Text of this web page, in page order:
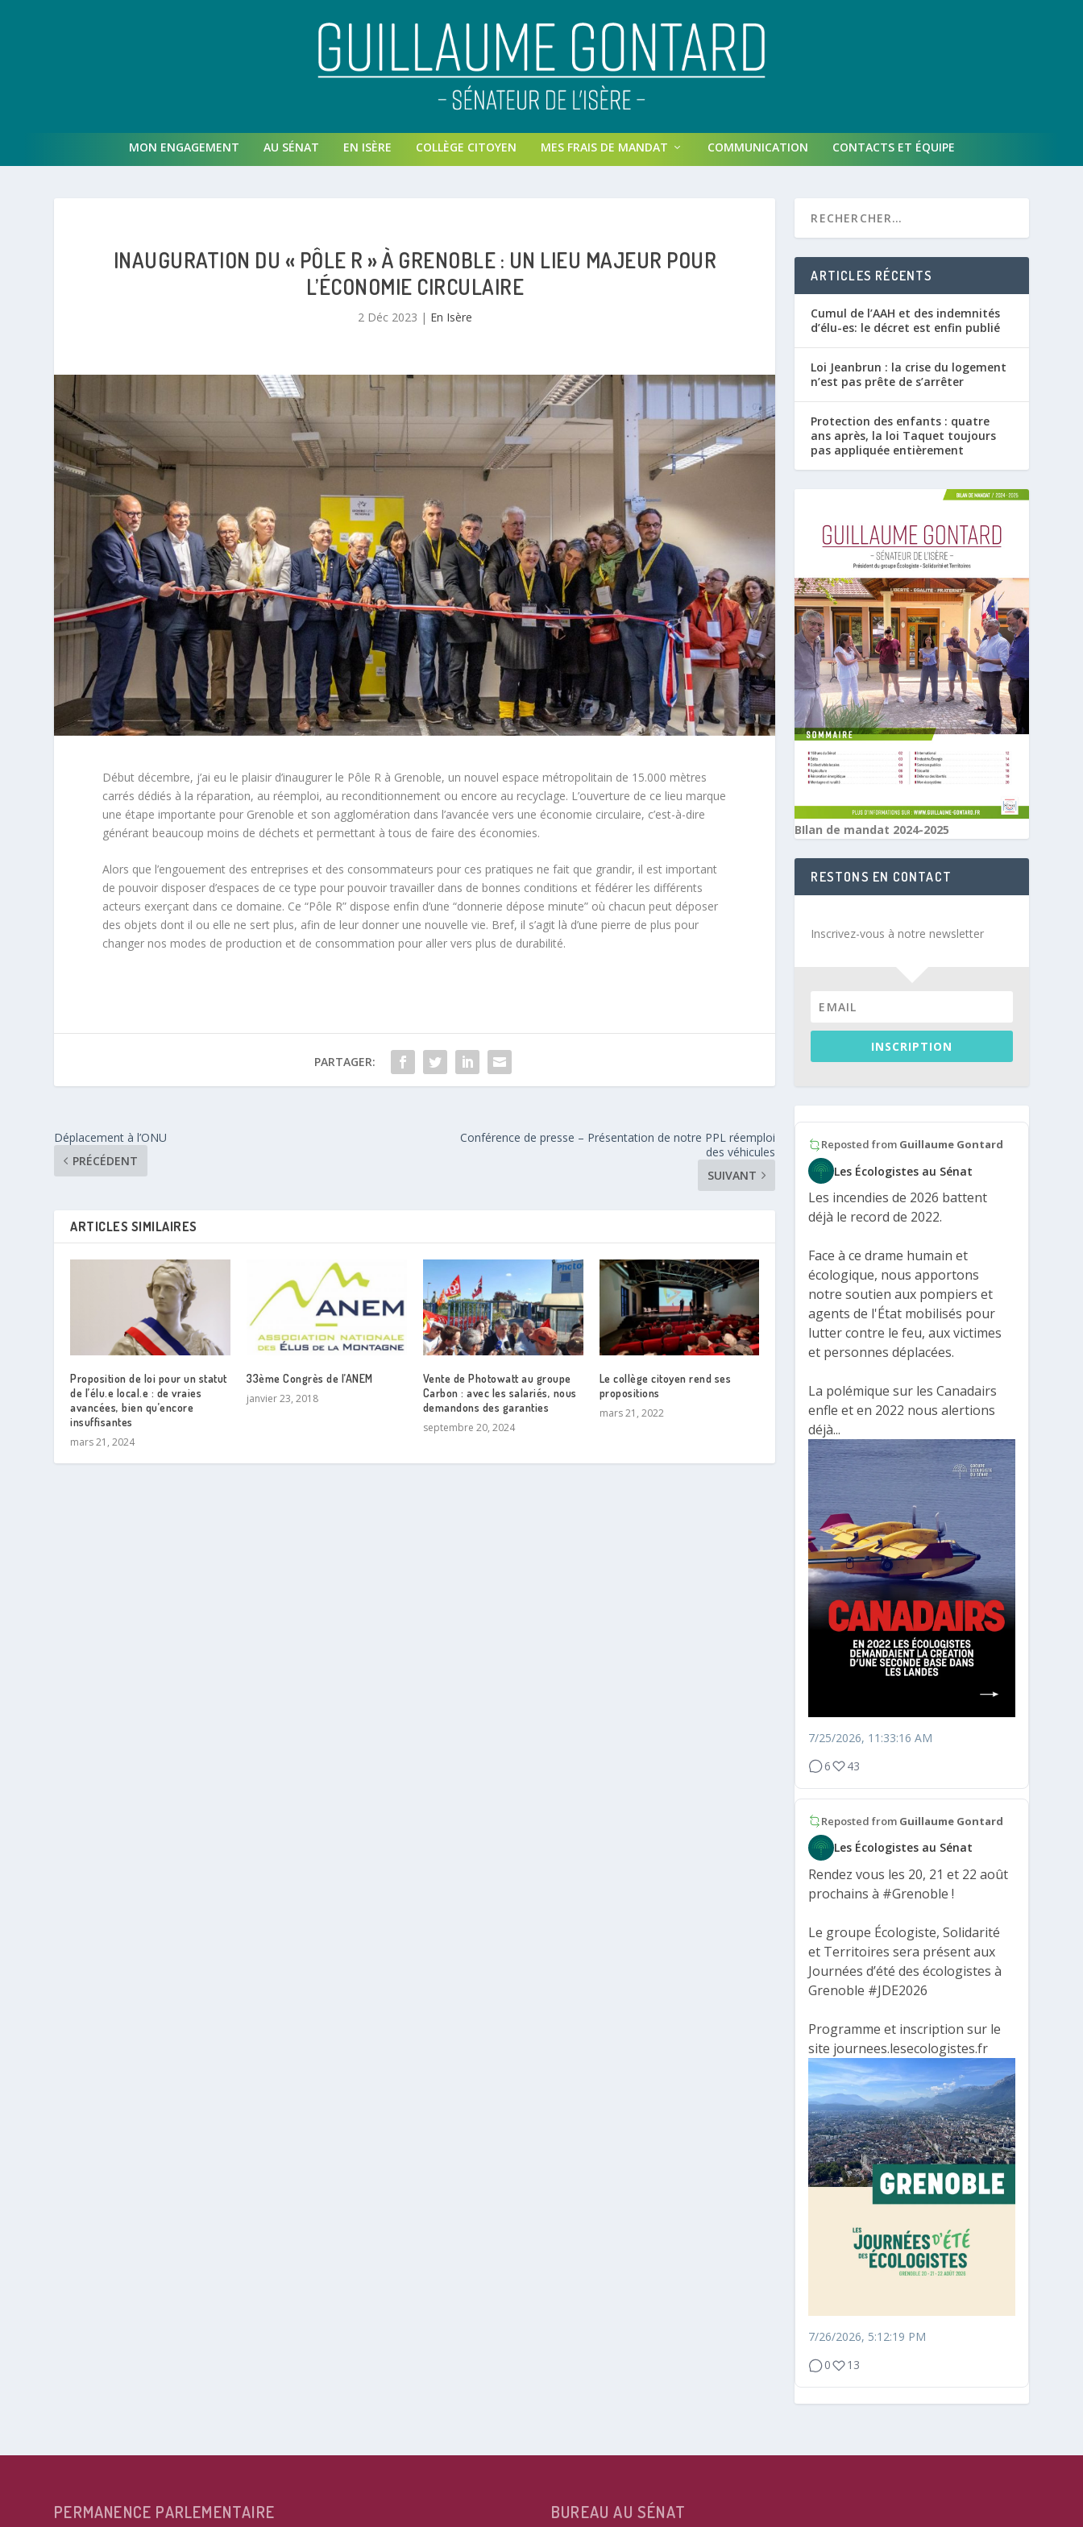
MON ENGAGEMENT AU SÉNAT EN ISÈRE COLLÈGE CITOYEN MES FRAIS DE MANDAT COMMUNICATION CONTACTS ET ÉQUIPE
INAUGURATION DU « PÔLE R » À GRENOBLE : UN LIEU MAJEUR POUR
L’ÉCONOMIE CIRCULAIRE
2 Déc 2023 | En Isère
Début décembre, j’ai eu le plaisir d’inaugurer le Pôle R à Grenoble, un nouvel espace métropolitain de 15.000 mètres
carrés dédiés à la réparation, au réemploi, au reconditionnement ou encore au recyclage. L’ouverture de ce lieu marque
une étape importante pour Grenoble et son agglomération dans l’avancée vers une économie circulaire, c’est-à-dire
générant beaucoup moins de déchets et permettant à tous de faire des économies.
Alors que l’engouement des entreprises et des consommateurs pour ces pratiques ne fait que grandir, il est important
de pouvoir disposer d’espaces de ce type pour pouvoir travailler dans de bonnes conditions et fédérer les différents
acteurs exerçant dans ce domaine. Ce “Pôle R” dispose enfin d’une “donnerie dépose minute” où chacun peut déposer
des objets dont il ou elle ne sert plus, afin de leur donner une nouvelle vie. Bref, il s’agit là d’une pierre de plus pour
changer nos modes de production et de consommation pour aller vers plus de durabilité.
PARTAGER:
Déplacement à l’ONU
PRÉCÉDENT
Conférence de presse – Présentation de notre PPL réemploi
des véhicules
SUIVANT
ARTICLES SIMILAIRES
Proposition de loi pour un statut
de l’élu.e local.e : de vraies
avancées, bien qu’encore
insuffisantes
mars 21, 2024
33ème Congrès de l’ANEM
janvier 23, 2018
Vente de Photowatt au groupe
Carbon : avec les salariés, nous
demandons des garanties
septembre 20, 2024
Le collège citoyen rend ses
propositions
mars 21, 2022
ARTICLES RÉCENTS
Cumul de l’AAH et des indemnités
d’élu-es: le décret est enfin publié
Loi Jeanbrun : la crise du logement
n’est pas prête de s’arrêter
Protection des enfants : quatre
ans après, la loi Taquet toujours
pas appliquée entièrement
BIlan de mandat 2024-2025
RESTONS EN CONTACT
Inscrivez-vous à notre newsletter
INSCRIPTION
Reposted from Guillaume Gontard
Les Écologistes au Sénat
Les incendies de 2026 battent
déjà le record de 2022.
Face à ce drame humain et
écologique, nous apportons
notre soutien aux pompiers et
agents de l'État mobilisés pour
lutter contre le feu, aux victimes
et personnes déplacées.
La polémique sur les Canadairs
enfle et en 2022 nous alertions
déjà...
7/25/2026, 11:33:16 AM
6
43
Reposted from Guillaume Gontard
Les Écologistes au Sénat
Rendez vous les 20, 21 et 22 août
prochains à #Grenoble !
Le groupe Écologiste, Solidarité
et Territoires sera présent aux
Journées d’été des écologistes à
Grenoble #JDE2026
Programme et inscription sur le
site journees.lesecologistes.fr
7/26/2026, 5:12:19 PM
0
13
PERMANENCE PARLEMENTAIRE BUREAU AU SÉNAT